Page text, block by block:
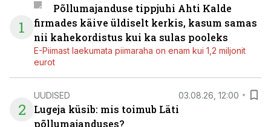
1
Põllumajanduse tippjuhi Ahti Kalde
firmades käive üldiselt kerkis, kasum samas
nii kahekordistus kui ka sulas pooleks
E-Piimast laekumata piimaraha on enam kui 1,2 miljonit
eurot
2
UUDISED 03.08.26, 12:00
Lugeja küsib: mis toimub Läti
põllumajanduses?